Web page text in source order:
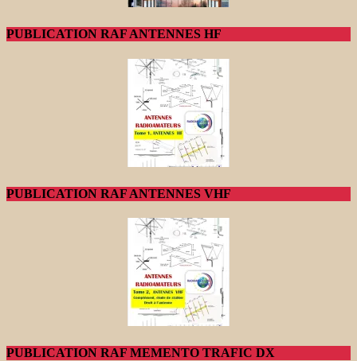
PUBLICATION RAF ANTENNES HF
PUBLICATION RAF ANTENNES VHF
PUBLICATION RAF MEMENTO TRAFIC DX